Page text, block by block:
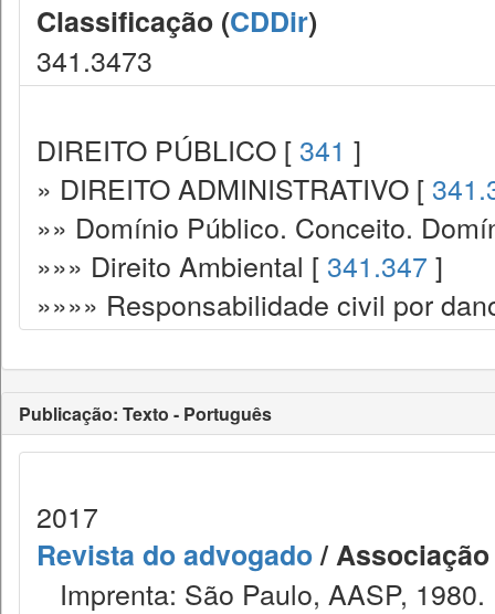
Classificação (CDDir)
341.3473
DIREITO PÚBLICO [ 341 ]
» DIREITO ADMINISTRATIVO [
»» Domínio Público. Conceito.
»»» Direito Ambiental [ 341.347 ]
»»»» Responsabilidade civil por
Publicação: Texto - Português
2017
Revista do advogado/
Imprenta: São Paulo, AASP, 1980.